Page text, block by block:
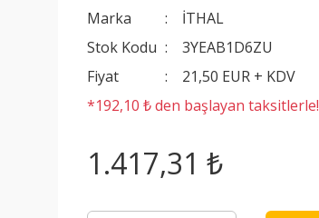
Marka
İTHAL
Stok Kodu
3YEAB1D6ZU
Fiyat
21,50 EUR + KDV
*192,10 ₺ den başlayan taksitlerle!
1.417,31 ₺